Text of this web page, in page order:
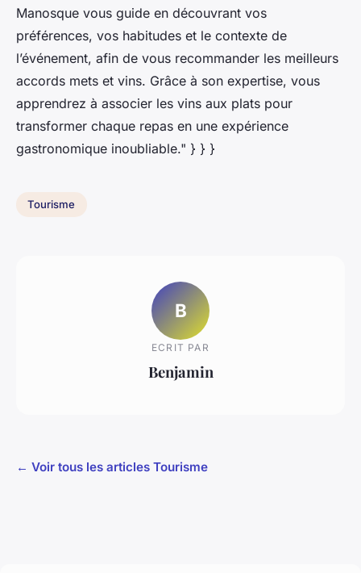
Manosque vous guide en découvrant vos
préférences, vos habitudes et le contexte de
l’événement, afin de vous recommander les meilleurs
accords mets et vins. Grâce à son expertise, vous
apprendrez à associer les vins aux plats pour
transformer chaque repas en une expérience
gastronomique inoubliable." } } }
Tourisme
B
ECRIT PAR
Benjamin
← Voir tous les articles Tourisme